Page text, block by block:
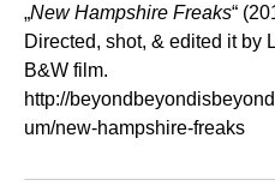
„New Hampshire Freaks“
Directed, shot, & edited it by
B&W film.
http://
um/new-hampshire-freaks